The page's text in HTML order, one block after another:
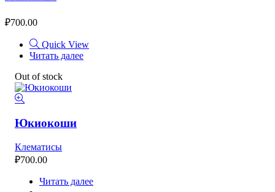
₽700.00
Quick View
Читать далее
Out of stock
Юкиокоши
Клематисы
₽700.00
Читать далее